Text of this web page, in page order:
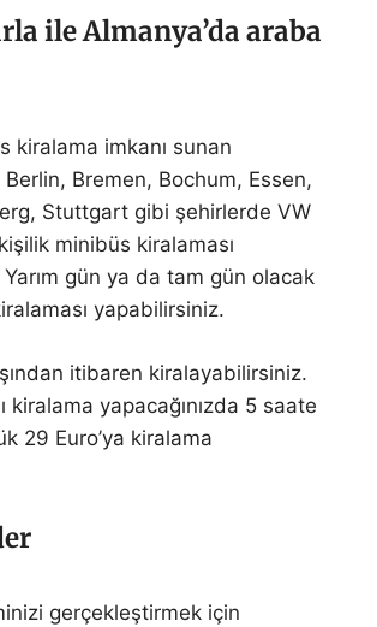
ile Almanya’da araba
kiralama imkanı sunan
Berlin, Bremen, Bochum, Essen,
Stuttgart gibi şehirlerde VW
minibüs kiralaması
gün ya da tam gün olacak
yapabilirsiniz.
itibaren kiralayabilirsiniz.
kiralama yapacağınızda 5 saate
29 Euro’ya kiralama
gerçekleştirmek için